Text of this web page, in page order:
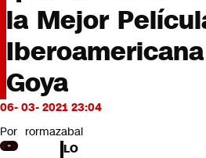
Bits
CNN tiempo
Futuro 360
Opinión
la Mejor
Goya
06- 03- 2021 23:04
Por rormazabal
LO